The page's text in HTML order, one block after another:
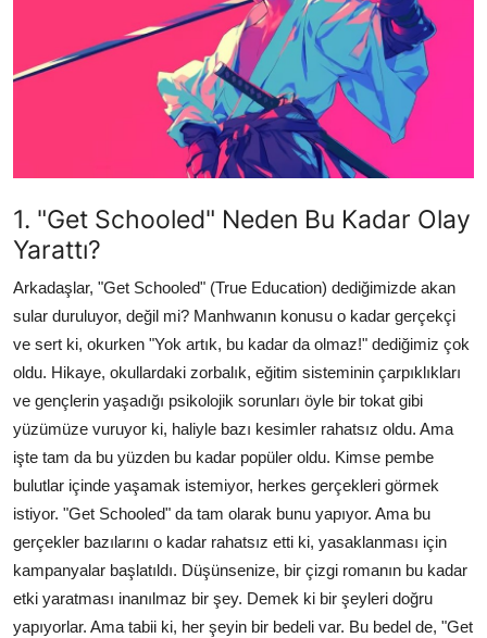
1. "Get Schooled" Neden Bu Kadar Olay
Yarattı?
Arkadaşlar, "Get Schooled" (True Education) dediğimizde akan
sular duruluyor, değil mi? Manhwanın konusu o kadar gerçekçi
ve sert ki, okurken "Yok artık, bu kadar da olmaz!" dediğimiz çok
oldu. Hikaye, okullardaki zorbalık, eğitim sisteminin çarpıklıkları
ve gençlerin yaşadığı psikolojik sorunları öyle bir tokat gibi
yüzümüze vuruyor ki, haliyle bazı kesimler rahatsız oldu. Ama
işte tam da bu yüzden bu kadar popüler oldu. Kimse pembe
bulutlar içinde yaşamak istemiyor, herkes gerçekleri görmek
istiyor. "Get Schooled" da tam olarak bunu yapıyor. Ama bu
gerçekler bazılarını o kadar rahatsız etti ki, yasaklanması için
kampanyalar başlatıldı. Düşünsenize, bir çizgi romanın bu kadar
etki yaratması inanılmaz bir şey. Demek ki bir şeyleri doğru
yapıyorlar. Ama tabii ki, her şeyin bir bedeli var. Bu bedel de, "Get